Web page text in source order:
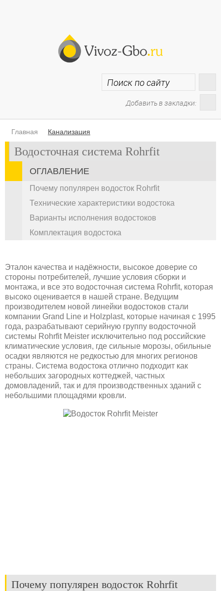
Добавить в закладки:
Главная Канализация
Водосточная система Rohrfit
ОГЛАВЛЕНИЕ
Почему популярен водосток Rohrfit
Технические характеристики водостока
Варианты исполнения водостоков
Комплектация водостока
Эталон качества и надёжности, высокое доверие со
стороны потребителей, лучшие условия сборки и
монтажа, и все это водосточная система Rohrfit, которая
высоко оценивается в нашей стране. Ведущим
производителем новой линейки водостоков стали
компании Grand Line и Holzplast, которые начиная с 1995
года, разрабатывают серийную группу водосточной
системы Rohrfit Meister исключительно под российские
климатические условия, где сильные морозы, обильные
осадки являются не редкостью для многих регионов
страны. Система водостока отлично подходит как
небольших загородных коттеджей, частных
домовладений, так и для производственных зданий с
небольшими площадями кровли.
Почему популярен водосток Rohrfit